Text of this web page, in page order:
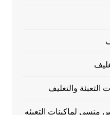
والتغليف
منسي لماكينات التعبئه